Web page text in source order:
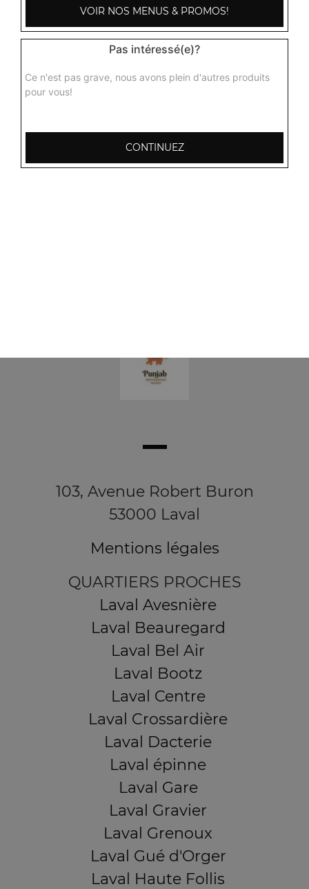
Curry de poulet, aubergines hachées grillés aux épices
indiennes + 1 potion de riz basmati
15.00 €
Poulet roganjosh
basmati
15.00 €
103, Avenue Robert Buron
53000 Laval
Mentions légales
QUARTIERS PROCHES
Laval Avesnière
Laval Beauregard
Laval Bel Air
Laval Bootz
Laval Centre
Laval Crossardière
Laval Dacterie
Laval épinne
Laval Gare
Laval Gravier
Laval Grenoux
Laval Gué d'Orger
Laval Haute Follis
VOIR NOS MENUS & PROMOS!
Pas intéressé(e)?
Ce n'est pas grave, nous avons plein d'autres produits
pour vous!
CONTINUEZ